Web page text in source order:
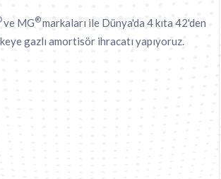
ve MG®markaları ile Dünya'da 4 kıta 42'den
gazlı amortisör ihracatı yapıyoruz.